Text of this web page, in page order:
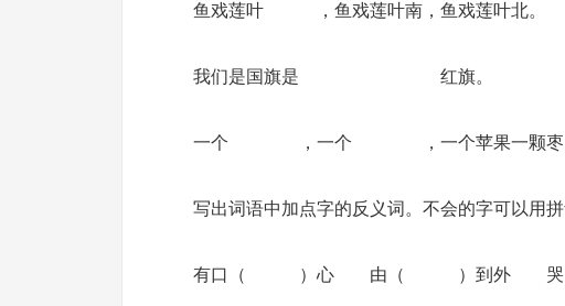
鱼戏莲叶 ，鱼戏莲叶南，鱼戏莲叶北
我们是国旗是 红旗。
一个 ，一个 ，一个苹果一颗枣
写出词语中加点字的反义词。不会的字可以用拼
有口（ ）心 由（ ）到外 哭